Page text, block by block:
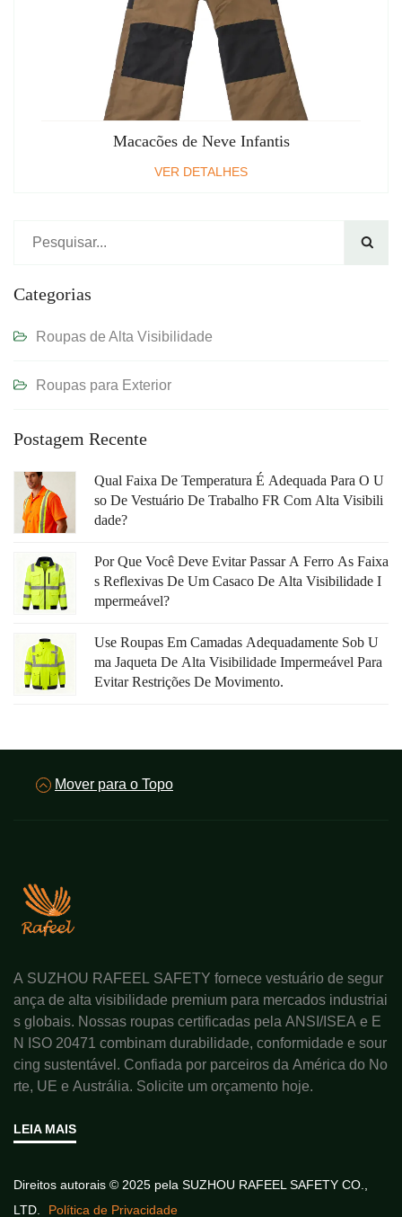
Macacões de Neve Infantis
VER DETALHES

Categorias
Roupas de Alta Visibilidade
Roupas para Exterior
Postagem Recente
Qual Faixa De Temperatura É Adequada Para O U
So De Vestuário De Trabalho FR Com Alta Visibili
Dade?
Por Que Você Deve Evitar Passar A Ferro As Faixa
S Reflexivas De Um Casaco De Alta Visibilidade I
Mpermeável?
Use Roupas Em Camadas Adequadamente Sob U
Ma Jaqueta De Alta Visibilidade Impermeável Para
Evitar Restrições De Movimento.
Mover para o Topo
A SUZHOU RAFEEL SAFETY fornece vestuário de segur
ança de alta visibilidade premium para mercados industriai
s globais. Nossas roupas certificadas pela ANSI/ISEA e E
N ISO 20471 combinam durabilidade, conformidade e sour
cing sustentável. Confiada por parceiros da América do No
rte, UE e Austrália. Solicite um orçamento hoje.
LEIA MAIS
Direitos autorais © 2025 pela SUZHOU RAFEEL SAFETY CO.,
LTD.
Política de Privacidade